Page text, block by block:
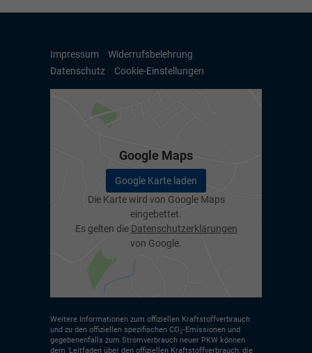
Impressum
Widerrufsbelehrung
Datenschutz
Cookie-Einstellungen
Google Maps
Google Karte laden
Die Karte wird von Google Maps
eingebettet.
Es gelten die Datenschutzerklärungen
von Google.
Weitere Informationen zum offiziellen Kraftstoffverbrauch
und zu den offiziellen spezifischen CO2-Emissionen und
gegebenenfalls zum Stromverbrauch neuer PKW können
dem 'Leitfaden über den offiziellen Kraftstoffverbrauch, die